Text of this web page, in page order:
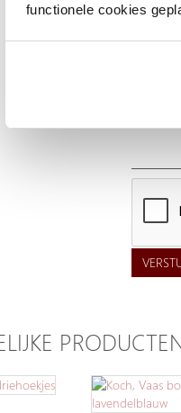
functionele cookies
Emailadres